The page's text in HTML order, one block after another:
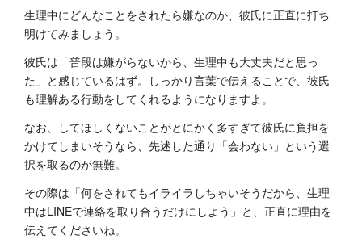
生理中にどんなことをされたら嫌なのか、彼氏に正直に打ち
明けてみましょう。
彼氏は「普段は嫌がらないから、生理中も大丈夫だと思っ
た」と感じているはず。しっかり言葉で伝えることで、彼氏
も理解ある行動をしてくれるようになりますよ。
なお、してほしくないことがとにかく多すぎて彼氏に負担を
かけてしまいそうなら、先述した通り「会わない」という選
択を取るのが無難。
その際は「何をされてもイライラしちゃいそうだから、生理
中はLINEで連絡を取り合うだけにしよう」と、正直に理由を
伝えてくださいね。